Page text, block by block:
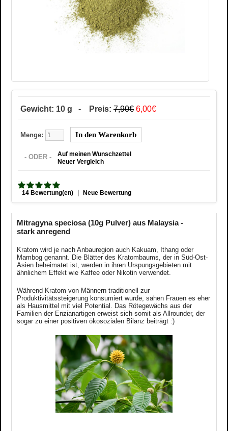
Gewicht: 10 g - Preis: 7,90€ 6,00€
Menge:
- ODER -
Auf meinen Wunschzettel
Neuer Vergleich
14 Bewertung(en) | Neue Bewertung
Mitragyna speciosa (10g Pulver) aus Malaysia -
stark anregend
Kratom wird je nach Anbauregion auch Kakuam, Ithang oder
Mambog genannt. Die Blätter des Kratombaums, der in Süd-Ost-
Asien beheimatet ist, werden in ihren Urspungsgebieten mit
ähnlichem Effekt wie Kaffee oder Nikotin verwendet.
Während Kratom von Männern traditionell zur
Produktivitätssteigerung konsumiert wurde, sahen Frauen es eher
als Hausmittel mit viel Potential. Das Rötegewächs aus der
Familien der Enzianartigen erweist sich somit als Allrounder, der
sogar zu einer positiven ökosozialen Bilanz beiträgt :)